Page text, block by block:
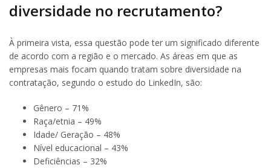
diversidade no recrutamento?
À primeira vista, essa questão pode ter um significado diferente
de acordo com a região e o mercado. As áreas em que as
empresas mais focam quando tratam sobre diversidade na
contratação, segundo o estudo do LinkedIn, são:
Gênero – 71%
Raça/etnia – 49%
Idade/ Geração – 48%
Nível educacional – 43%
Deficiências – 32%